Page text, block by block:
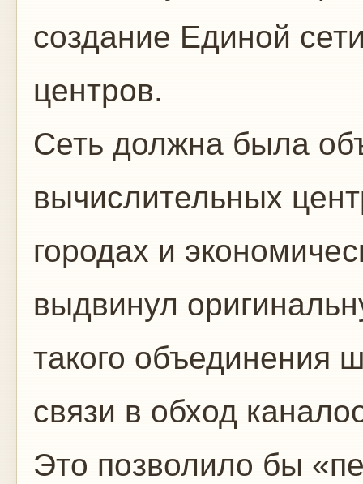
создание Единой
центров.
Сеть должна была
вычислительных
городах и
выдвинул
такого объединения
связи в обход
Это позволило бы